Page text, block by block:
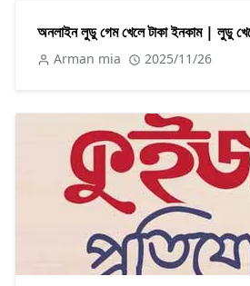
অনলাইন লুডু গেম খেলে টাকা ইনকাম | লুডু
Arman mia 2025/11/26